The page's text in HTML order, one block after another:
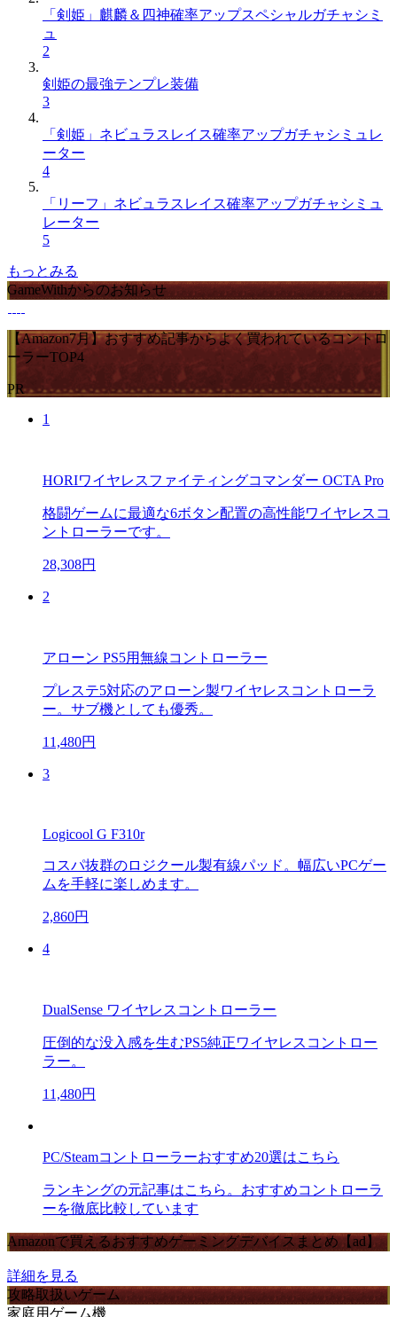
「剣姫」麒麟＆四神確率アップスペシャルガチャシミ
ュ
2
剣姫の最強テンプレ装備
3
「剣姫」ネビュラスレイス確率アップガチャシミュレ
ーター
4
「リーフ」ネビュラスレイス確率アップガチャシミュ
レーター
5
もっとみる
GameWithからのお知らせ
【Amazon7月】おすすめ記事からよく買われているコントロ
ーラーTOP4
PR
1
HORIワイヤレスファイティングコマンダー OCTA Pro
格闘ゲームに最適な6ボタン配置の高性能ワイヤレスコ
ントローラーです。
28,308円
2
アローン PS5用無線コントローラー
プレステ5対応のアローン製ワイヤレスコントローラ
ー。サブ機としても優秀。
11,480円
3
Logicool G F310r
コスパ抜群のロジクール製有線パッド。幅広いPCゲー
ムを手軽に楽しめます。
2,860円
4
DualSense ワイヤレスコントローラー
圧倒的な没入感を生むPS5純正ワイヤレスコントロー
ラー。
11,480円
PC/Steamコントローラーおすすめ20選はこちら
ランキングの元記事はこちら。おすすめコントローラ
ーを徹底比較しています
Amazonで買えるおすすめゲーミングデバイスまとめ【ad】
詳細を見る
攻略取扱いゲーム
家庭用ゲーム機